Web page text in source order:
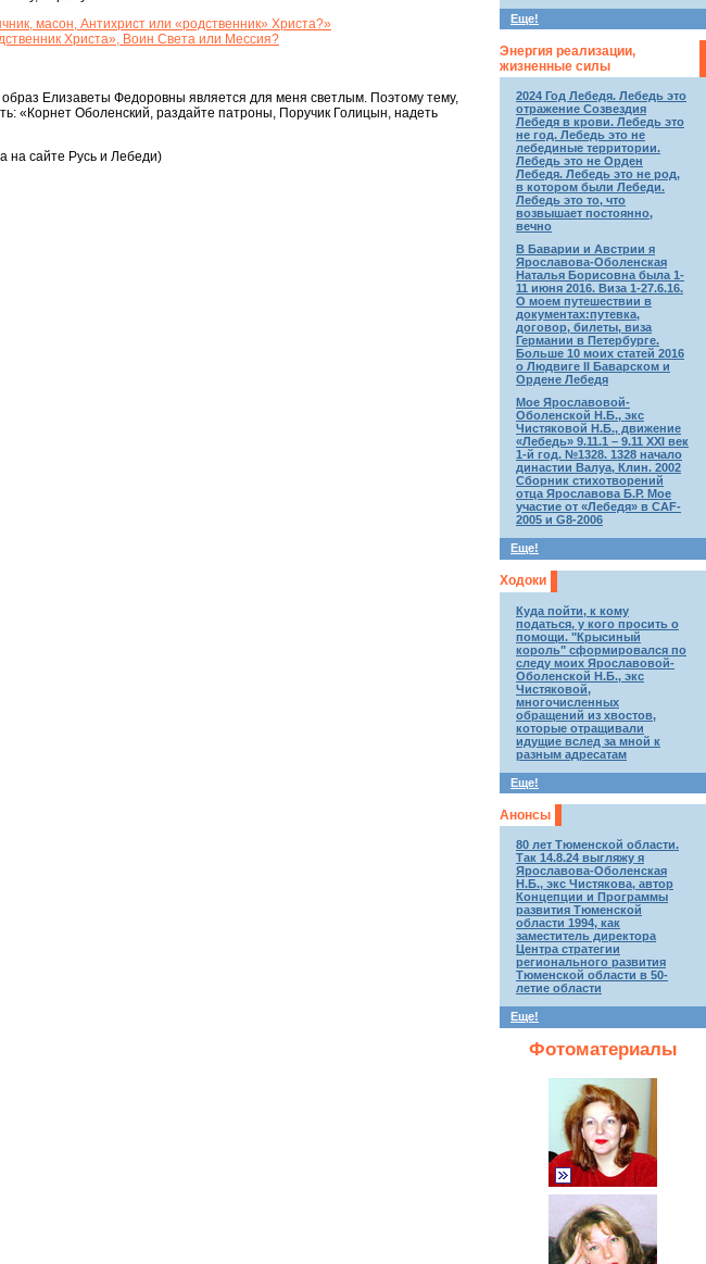
масон, Антихрист или «родственник» Христа?»
Христа», Воин Света или Мессия?
образ Елизаветы Федоровны является для меня светлым. Поэтому тему,
«Корнет Оболенский, раздайте патроны, Поручик Голицын, надеть
на сайте Русь и Лебеди)
Еще!
Энергия реализации,
жизненные силы
2024 Год Лебедя. Лебедь это
отражение Созвездия
Лебедя в крови. Лебедь это
не год. Лебедь это не
лебединые территории.
Лебедь это не Орден
Лебедя. Лебедь это не род,
в котором были Лебеди.
Лебедь это то, что
возвышает постоянно,
вечно
В Баварии и Австрии я
Ярославова-Оболенская
Наталья Борисовна была 1-
11 июня 2016. Виза 1-27.6.16.
О моем путешествии в
документах:путевка,
договор, билеты, виза
Германии в Петербурге.
Больше 10 моих статей 2016
о Людвиге II Баварском и
Ордене Лебедя
Мое Ярославовой-
Оболенской Н.Б., экс
Чистяковой Н.Б., движение
«Лебедь» 9.11.1 – 9.11 XXI век
1-й год. №1328. 1328 начало
династии Валуа, Клин. 2002
Сборник стихотворений
отца Ярославова Б.Р. Мое
участие от «Лебедя» в CAF-
2005 и G8-2006
Еще!
Ходоки
Куда пойти, к кому
податься, у кого просить о
помощи. "Крысиный
король" сформировался по
следу моих Ярославовой-
Оболенской Н.Б., экс
Чистяковой,
многочисленных
обращений из хвостов,
которые отращивали
идущие вслед за мной к
разным адресатам
Еще!
Анонсы
80 лет Тюменской области.
Так 14.8.24 выгляжу я
Ярославова-Оболенская
Н.Б., экс Чистякова, автор
Концепции и Программы
развития Тюменской
области 1994, как
заместитель директора
Центра стратегии
регионального развития
Тюменской области в 50-
летие области
Еще!
Фотоматериалы